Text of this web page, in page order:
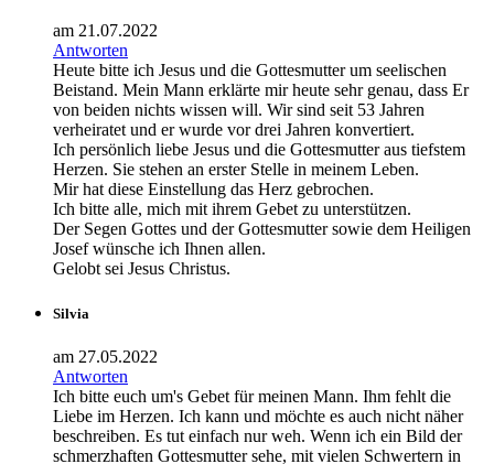
am 21.07.2022
Antworten
Heute bitte ich Jesus und die Gottesmutter um seelischen
Beistand. Mein Mann erklärte mir heute sehr genau, dass Er
von beiden nichts wissen will. Wir sind seit 53 Jahren
verheiratet und er wurde vor drei Jahren konvertiert.
Ich persönlich liebe Jesus und die Gottesmutter aus tiefstem
Herzen. Sie stehen an erster Stelle in meinem Leben.
Mir hat diese Einstellung das Herz gebrochen.
Ich bitte alle, mich mit ihrem Gebet zu unterstützen.
Der Segen Gottes und der Gottesmutter sowie dem Heiligen
Josef wünsche ich Ihnen allen.
Gelobt sei Jesus Christus.
Silvia
am 27.05.2022
Antworten
Ich bitte euch um's Gebet für meinen Mann. Ihm fehlt die
Liebe im Herzen. Ich kann und möchte es auch nicht näher
beschreiben. Es tut einfach nur weh. Wenn ich ein Bild der
schmerzhaften Gottesmutter sehe, mit vielen Schwertern in